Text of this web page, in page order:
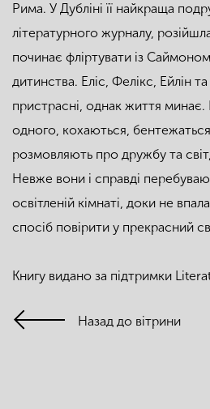
Рима. У Дубліні її найкраща
літературного журналу,
починає фліртувати із
дитинства. Еліс, Фелікс, Ейлін
пристрасні, однак життя
одного, кохаються,
розмовляють про дружбу та
Невже вони і справді
освітленій кімнаті, доки не
спосіб повірити у прекрасний
Книгу видано за підтримки
Назад до вітрини